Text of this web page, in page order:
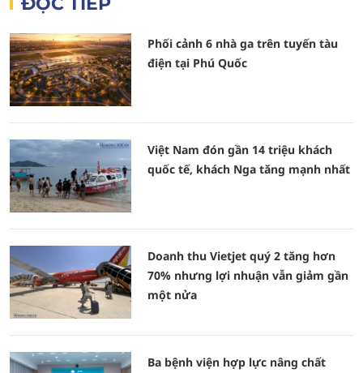
Phối cảnh 6 nhà ga trên tuyến tàu
điện tại Phú Quốc
Việt Nam đón gần 14 triệu khách
quốc tế, khách Nga tăng mạnh nhất
Doanh thu Vietjet quý 2 tăng hơn
70% nhưng lợi nhuận vẫn giảm gần
một nửa
Ba bệnh viện hợp lực nâng chất